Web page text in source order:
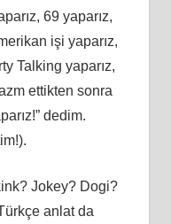
69 yaparız,
işi yaparız,
Talking yaparız,
ettikten sonra
dedim.
Jokey? Dogi?
anlat da